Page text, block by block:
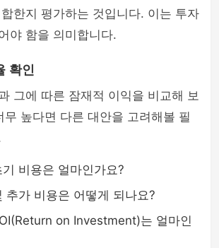
한지 평가하는 것입니다. 이는 투자
야 함을 의미합니다.
확인
그에 따른 잠재적 이익을 비교해 보
무 높다면 다른 대안을 고려해볼 필
비용은 얼마인가요?
추가 비용은 어떻게 되나요?
on Investment)는 얼마인